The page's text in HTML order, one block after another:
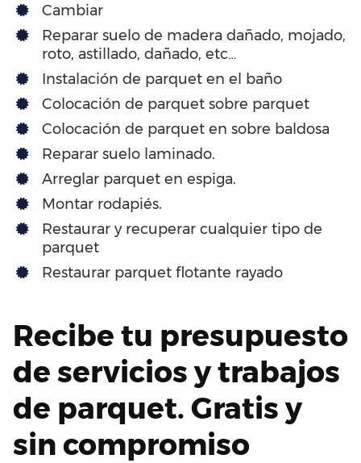
Cambiar
Reparar suelo de madera dañado, mojado,
roto, astillado, dañado, etc…
Instalación de parquet en el baño
Colocación de parquet sobre parquet
Colocación de parquet en sobre baldosa
Reparar suelo laminado.
Arreglar parquet en espiga.
Montar rodapiés.
Restaurar y recuperar cualquier tipo de
parquet
Restaurar parquet flotante rayado
Recibe tu presupuesto
de servicios y trabajos
de parquet. Gratis y
sin compromiso